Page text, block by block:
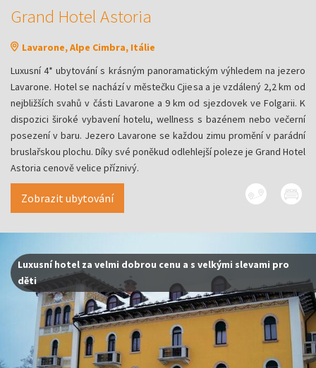
Grand Hotel Astoria
Lavarone, Alpe Cimbra, Itálie
Luxusní 4* ubytování s krásným panoramatickým výhledem na jezero
Lavarone. Hotel se nachází v městečku Cjiesa a je vzdálený 2,2 km od
nejbližších svahů v části Lavarone a 9 km od sjezdovek ve Folgarii. K
dispozici široké vybavení hotelu, wellness s bazénem nebo večerní
posezení v baru. Jezero Lavarone se každou zimu promění v parádní
bruslařskou plochu. Díky své poněkud odlehlejší poleze je Grand Hotel
Astoria cenově velice příznivý.
Zobrazit ubytování
Luxusní hotel za velmi dobrou cenu a s velkými slevami pro
děti